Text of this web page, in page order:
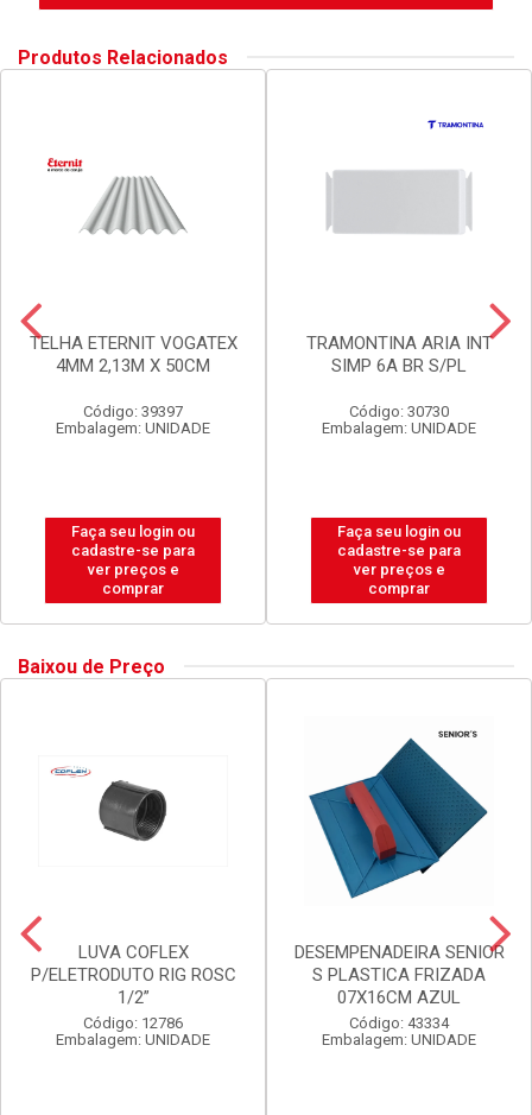
Produtos Relacionados
TELHA ETERNIT VOGATEX
4MM 2,13M X 50CM
Código: 39397
Embalagem: UNIDADE
Faça seu login ou
cadastre-se para
ver preços e
comprar
TRAMONTINA ARIA INT
SIMP 6A BR S/PL
Código: 30730
Embalagem: UNIDADE
Faça seu login ou
cadastre-se para
ver preços e
comprar
Baixou de Preço
LUVA COFLEX
P/ELETRODUTO RIG ROSC
1/2”
Código: 12786
Embalagem: UNIDADE
DESEMPENADEIRA SENIOR
S PLASTICA FRIZADA
07X16CM AZUL
Código: 43334
Embalagem: UNIDADE